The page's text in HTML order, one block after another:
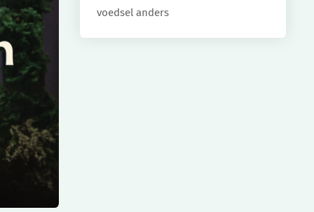
voedsel anders